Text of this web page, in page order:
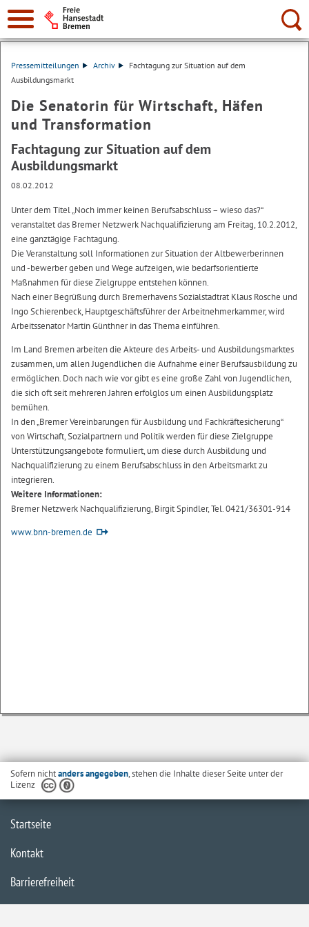
Suche:
Pressemitteilungen Archiv
Fachtagung zur Situation auf dem
Ausbildungsmarkt
Die Senatorin für Wirtschaft, Häfen
und Transformation
Fachtagung zur Situation auf dem
Ausbildungsmarkt
08.02.2012
Unter dem Titel „Noch immer keinen Berufsabschluss – wieso das?“
veranstaltet das Bremer Netzwerk Nachqualifizierung am Freitag, 10.2.2012,
eine ganztägige Fachtagung.
Die Veranstaltung soll Informationen zur Situation der Altbewerberinnen
und -bewerber geben und Wege aufzeigen, wie bedarfsorientierte
Maßnahmen für diese Zielgruppe entstehen können.
Nach einer Begrüßung durch Bremerhavens Sozialstadtrat Klaus Rosche und
Ingo Schierenbeck, Hauptgeschäftsführer der Arbeitnehmerkammer, wird
Arbeitssenator Martin Günthner in das Thema einführen.
Im Land Bremen arbeiten die Akteure des Arbeits- und Ausbildungsmarktes
zusammen, um allen Jugendlichen die Aufnahme einer Berufsausbildung zu
ermöglichen. Doch nach wie vor gibt es eine große Zahl von Jugendlichen,
die sich oft seit mehreren Jahren erfolglos um einen Ausbildungsplatz
bemühen.
In den „Bremer Vereinbarungen für Ausbildung und Fachkräftesicherung“
von Wirtschaft, Sozialpartnern und Politik werden für diese Zielgruppe
Unterstützungsangebote formuliert, um diese durch Ausbildung und
Nachqualifizierung zu einem Berufsabschluss in den Arbeitsmarkt zu
integrieren.
Weitere Informationen:
Bremer Netzwerk Nachqualifizierung, Birgit Spindler, Tel. 0421/36301-914
www.bnn-bremen.de
Sofern nichtanders angegeben, stehen die Inhalte dieser Seite unter der
Lizenz
Startseite
Kontakt
Barrierefreiheit